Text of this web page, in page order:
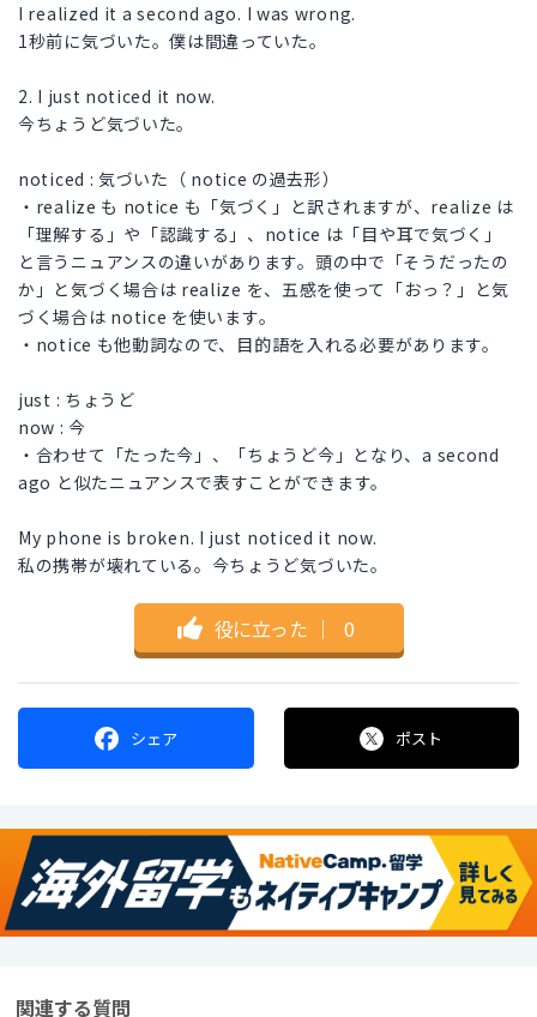
I realized it a second ago. I was wrong.
1秒前に気づいた。僕は間違っていた。
2. I just noticed it now.
今ちょうど気づいた。
noticed : 気づいた（ notice の過去形）
・realize も notice も「気づく」と訳されますが、realize は
「理解する」や「認識する」、notice は「目や耳で気づく」
と言うニュアンスの違いがあります。頭の中で「そうだったの
か」と気づく場合は realize を、五感を使って「おっ？」と気
づく場合は notice を使います。
・notice も他動詞なので、目的語を入れる必要があります。
just : ちょうど
now : 今
・合わせて「たった今」、「ちょうど今」となり、a second
ago と似たニュアンスで表すことができます。
My phone is broken. I just noticed it now.
私の携帯が壊れている。今ちょうど気づいた。
役に立った ｜ 0
シェア ポスト
関連する質問